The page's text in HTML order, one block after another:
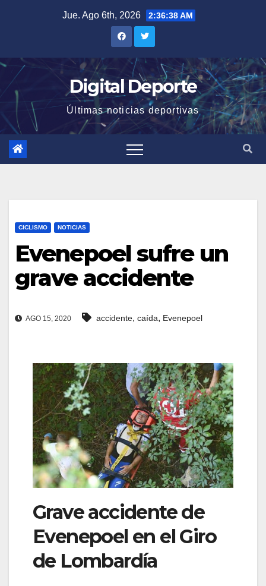
Jue. Ago 6th, 2026 2:36:39 AM
Digital Deporte
Últimas noticias deportivas
CICLISMO NOTICIAS
Evenepoel sufre un
grave accidente
AGO 15, 2020 accidente, caída, Evenepoel
Grave accidente de
Evenepoel en el Giro
de Lombardía